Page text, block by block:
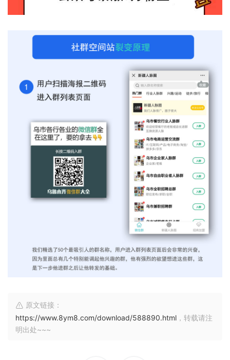
原文链接：
https://www.8ym8.com/download/588890.html ，转载请注
明出处~~~